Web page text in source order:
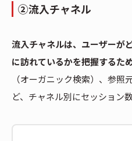
②流入チャネル
流入チャネルは、ユーザーが
に訪れているかを把握するた
（オーガニック検索）、参
ど、チャネル別にセッション